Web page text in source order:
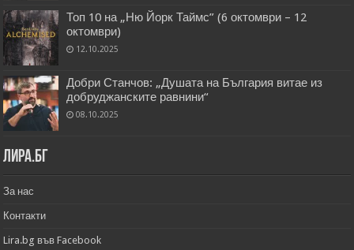
Топ 10 на „Ню Йорк Таймс” (6 октомври – 12
октомври)
12.10.2025
Добри Станчов: „Душата на България витае из
добруджанските равнини“
08.10.2025
Лира.бг
За нас
Контакти
Lira.bg във Facebook